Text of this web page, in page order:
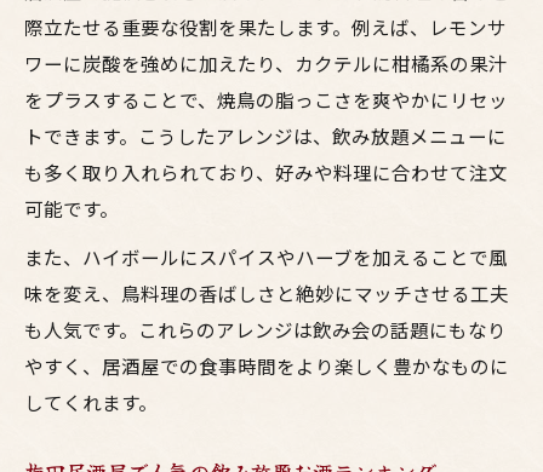
際立たせる重要な役割を果たします。例えば、レモンサ
ワーに炭酸を強めに加えたり、カクテルに柑橘系の果汁
をプラスすることで、焼鳥の脂っこさを爽やかにリセッ
トできます。こうしたアレンジは、飲み放題メニューに
も多く取り入れられており、好みや料理に合わせて注文
可能です。
また、ハイボールにスパイスやハーブを加えることで風
味を変え、鳥料理の香ばしさと絶妙にマッチさせる工夫
も人気です。これらのアレンジは飲み会の話題にもなり
やすく、居酒屋での食事時間をより楽しく豊かなものに
してくれます。